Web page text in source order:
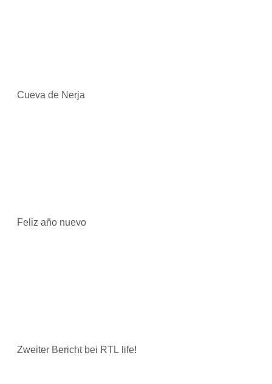
Cueva de Nerja
Feliz año nuevo
Zweiter Bericht bei RTL life!